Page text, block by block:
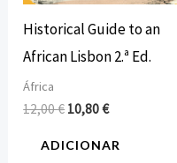
Historical Guide to an
African Lisbon 2.ª Ed.
África
12,00€ 10,80€
ADICIONAR